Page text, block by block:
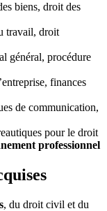
biens, droit des
travail, droit
général, procédure
finances
de communication,
pour le droit
professionnel
, du droit civil et du